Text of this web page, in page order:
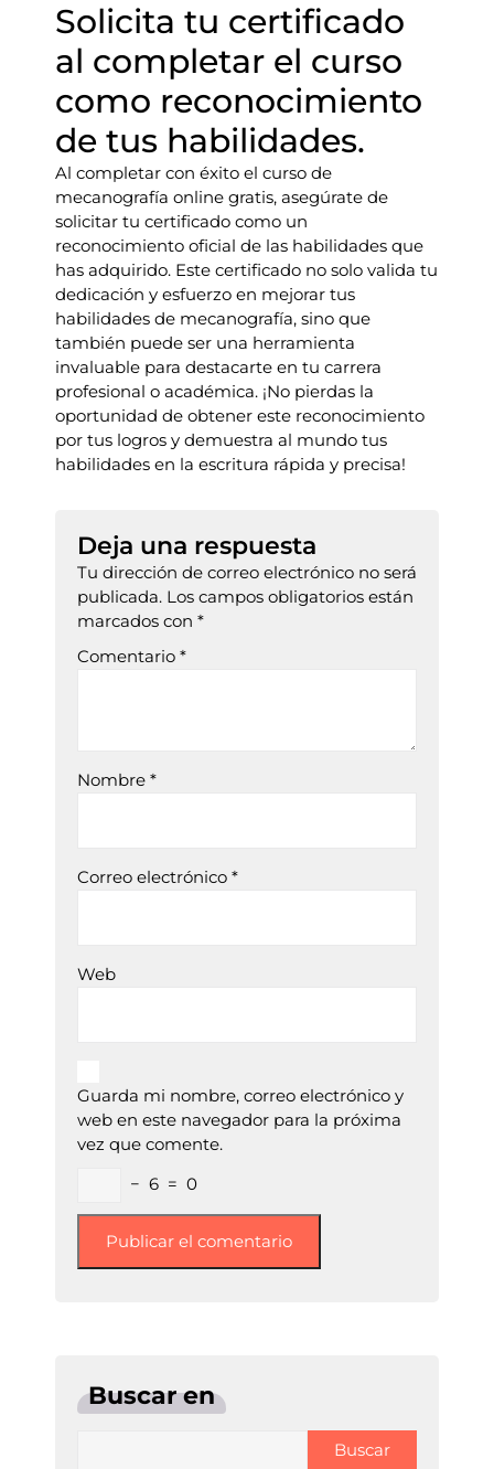
Solicita tu certificado
al completar el curso
como reconocimiento
de tus habilidades.
Al completar con éxito el curso de
mecanografía online gratis, asegúrate de
solicitar tu certificado como un
reconocimiento oficial de las habilidades que
has adquirido. Este certificado no solo valida tu
dedicación y esfuerzo en mejorar tus
habilidades de mecanografía, sino que
también puede ser una herramienta
invaluable para destacarte en tu carrera
profesional o académica. ¡No pierdas la
oportunidad de obtener este reconocimiento
por tus logros y demuestra al mundo tus
habilidades en la escritura rápida y precisa!
Deja una respuesta
Tu dirección de correo electrónico no será
publicada. Los campos obligatorios están
marcados con *
Comentario *
Nombre *
Correo electrónico *
Web
Guarda mi nombre, correo electrónico y
web en este navegador para la próxima
vez que comente.
− 6 = 0
Buscar en
Buscar